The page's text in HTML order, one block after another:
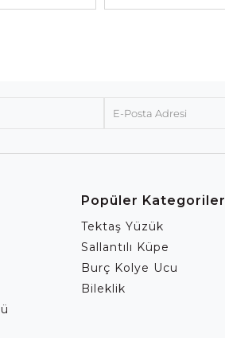
Popüler Kategoriler
Tektaş Yüzük
Sallantılı Küpe
Burç Kolye Ucu
Bileklik